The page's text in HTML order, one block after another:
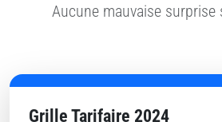
Aucune mauvaise surprise
Grille Tarifaire 2024